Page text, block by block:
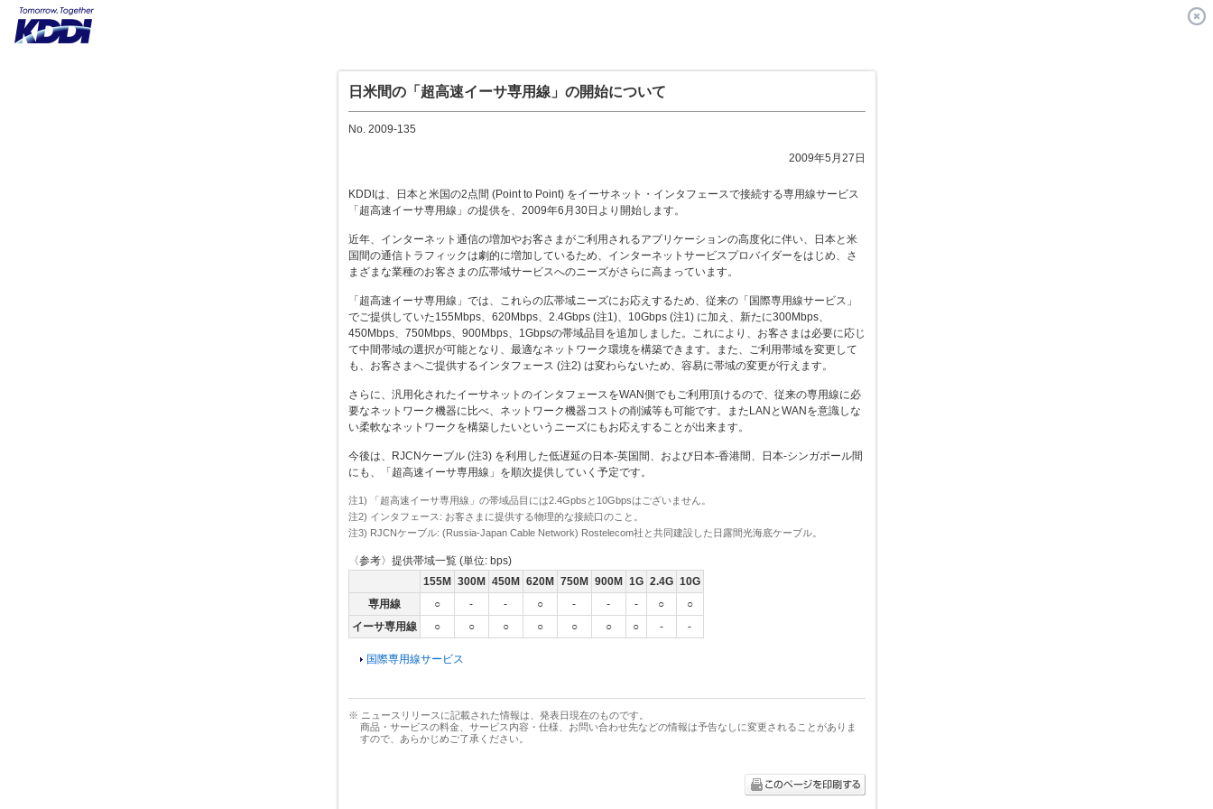
日米間の「超高速イーサ専用線」の開始について
No. 2009-135
2009年5月27日
KDDIは、日本と米国の2点間 (Point to Point) をイーサネット・インタフェースで接続する専用線サービス
「超高速イーサ専用線」の提供を、2009年6月30日より開始します。
近年、インターネット通信の増加やお客さまがご利用されるアプリケーションの高度化に伴い、日本と米
国間の通信トラフィックは劇的に増加しているため、インターネットサービスプロバイダーをはじめ、さ
まざまな業種のお客さまの広帯域サービスへのニーズがさらに高まっています。
「超高速イーサ専用線」では、これらの広帯域ニーズにお応えするため、従来の「国際専用線サービス」
でご提供していた155Mbps、620Mbps、2.4Gbps (注1)、10Gbps (注1) に加え、新たに300Mbps、
450Mbps、750Mbps、900Mbps、1Gbpsの帯域品目を追加しました。これにより、お客さまは必要に応じ
て中間帯域の選択が可能となり、最適なネットワーク環境を構築できます。また、ご利用帯域を変更して
も、お客さまへご提供するインタフェース (注2) は変わらないため、容易に帯域の変更が行えます。
さらに、汎用化されたイーサネットのインタフェースをWAN側でもご利用頂けるので、従来の専用線に必
要なネットワーク機器に比べ、ネットワーク機器コストの削減等も可能です。またLANとWANを意識しな
い柔軟なネットワークを構築したいというニーズにもお応えすることが出来ます。
今後は、RJCNケーブル (注3) を利用した低遅延の日本-英国間、および日本-香港間、日本-シンガポール間
にも、「超高速イーサ専用線」を順次提供していく予定です。
注1) 「超高速イーサ専用線」の帯域品目には2.4Gpbsと10Gbpsはございません。
注2) インタフェース: お客さまに提供する物理的な接続口のこと。
注3) RJCNケーブル: (Russia-Japan Cable Network) Rostelecom社と共同建設した日露間光海底ケーブル。
〈参考〉提供帯域一覧 (単位: bps)
155M
300M 450M 620M 750M 900M 1G 2.4G 10G
専用線
○ - - ○ - - - ○
○
イーサ専用線
○ ○ ○ ○ ○ ○ ○ - -
国際専用線サービス
※ ニュースリリースに記載された情報は、発表日現在のものです。
商品・サービスの料金、サービス内容・仕様、お問い合わせ先などの情報は予告なしに変更されることがありま
すので、あらかじめご了承ください。